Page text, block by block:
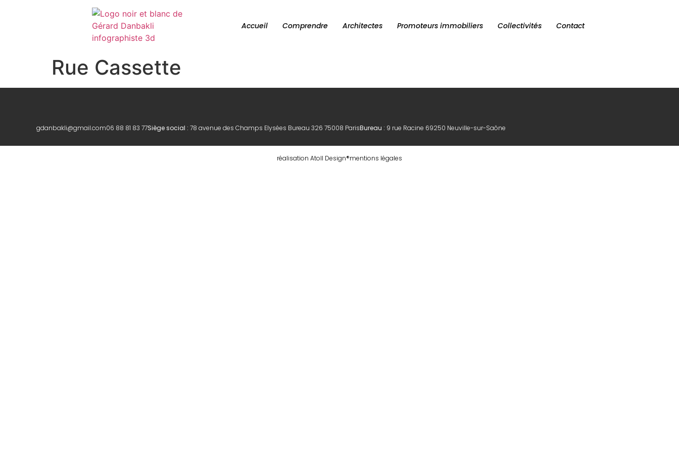
Accueil Comprendre Architectes Promoteurs immobiliers Collectivités Contact
Rue Cassette
gdanbakli@gmail.com06 88 81 83 77Siège social : 78 avenue des Champs Elysées Bureau 326 75008 ParisBureau : 9 rue Racine 69250 Neuville-sur-Saône
réalisation Atoll Design®mentions légales